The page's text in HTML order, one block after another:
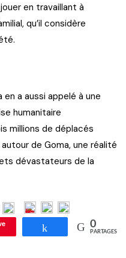
en travaillant à
qu’il considère
en a aussi appelé à une
humanitaire
millions de déplacés
de Goma, une réalité
dévastateurs de la
Partagez 0
PARTAGES